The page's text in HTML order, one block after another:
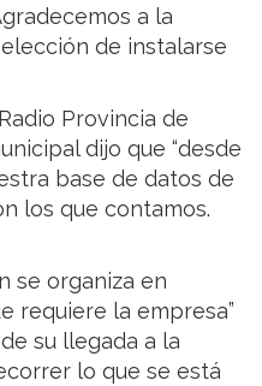
a la
de instalarse
Provincia de
dijo que “desde
base de datos de
los que contamos.
se organiza en
requiere la empresa”
su llegada a la
lo que se está